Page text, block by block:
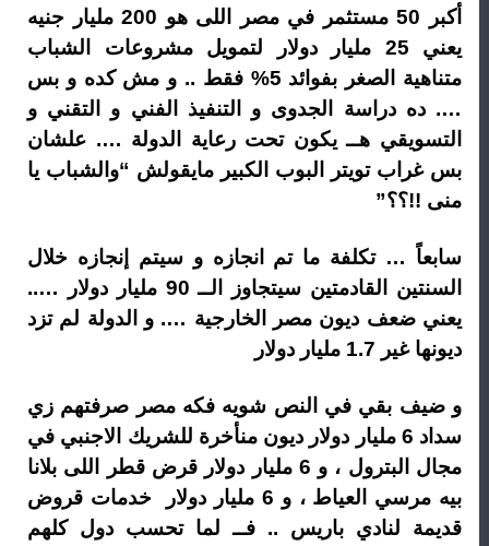
أكبر 50 مستثمر في مصر اللى هو 200 مليار جنيه
يعني 25 مليار دولار لتمويل مشروعات الشباب
متناهية الصغر بفوائد 5% فقط .. و مش كده و بس
…. ده دراسة الجدوى و التنفيذ الفني و التقني و
التسويقي هــ يكون تحت رعاية الدولة …. علشان
بس غراب تويتر البوب الكبير مايقولش “والشباب يا
منى !!؟؟”
سابعاً … تكلفة ما تم انجازه و سيتم إنجازه خلال
السنتين القادمتين سيتجاوز الــ 90 مليار دولار …..
يعني ضعف ديون مصر الخارجية …. و الدولة لم تزد
ديونها غير 1.7 مليار دولار
و ضيف بقي في النص شويه فكه مصر صرفتهم زي
سداد 6 مليار دولار ديون منأخرة للشريك الاجنبي في
مجال البترول ، و 6 مليار دولار قرض قطر اللى بلانا
بيه مرسي العياط ، و 6 مليار دولار خدمات قروض
قديمة لنادي باريس .. فــ لما تحسب دول كلهم